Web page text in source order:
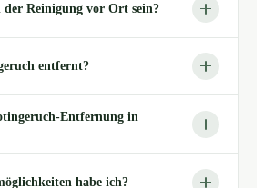
der Reinigung vor Ort sein?
entfernt?
Entfernung in
habe ich?